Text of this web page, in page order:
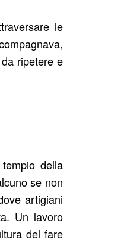
le
ripetere e
della
se non
artigiani
Un lavoro
del fare